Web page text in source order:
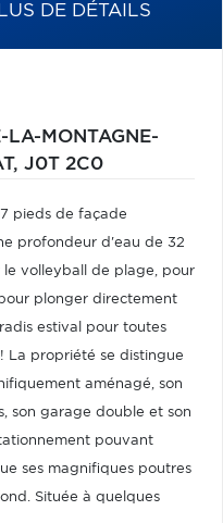
DE DÉTAILS
MONTAGNE-
J0T 2C0
pieds de façade
profondeur d'eau de 32
volleyball de plage, pour
plonger directement
estival pour toutes
La propriété se distingue
aménagé, son
son garage double et son
pouvant
ses magnifiques poutres
Située à quelques